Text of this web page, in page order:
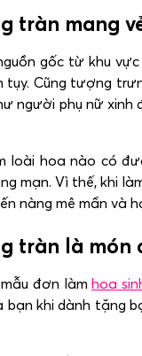
tràn mang
gốc từ khu
Cũng tượng
người phụ nữ
hoa nào có
mạn. Vì thế, khi
nàng mê mẩn và
tràn là món
mẫu đơn làmhoa
khi dành tặng